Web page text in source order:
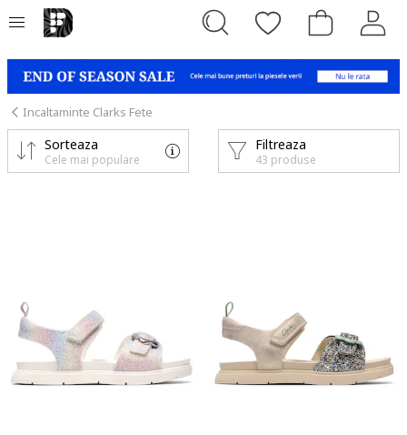
Incaltaminte Clarks Fete
Filtreaza
43 produse
Sorteaza
Cele mai populare